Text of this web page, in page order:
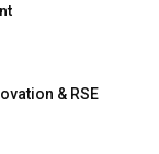
& RSE